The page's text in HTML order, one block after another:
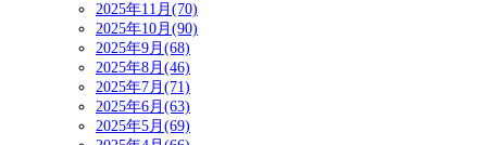
2025年11月(70)
2025年10月(90)
2025年9月(68)
2025年8月(46)
2025年7月(71)
2025年6月(63)
2025年5月(69)